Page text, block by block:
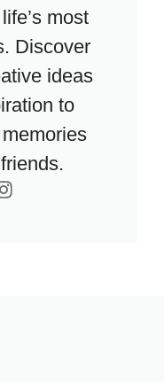
most
Discover
ideas
to